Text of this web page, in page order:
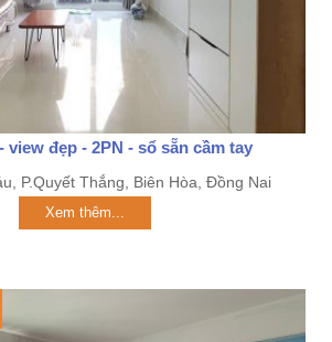
view đẹp - 2PN - sổ sẵn cầm tay
P.Quyết Thắng, Biên Hòa, Đồng Nai
Xem thêm...